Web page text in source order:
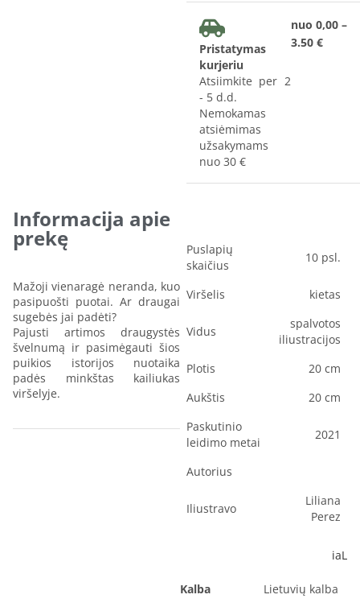
Pristatymas
kurjeriu
Atsiimkite per 2
- 5 d.d.
Nemokamas
atsiėmimas
užsakymams
nuo 30 €
nuo 0,00 –
3.50 €
Informacija apie
prekę
Mažoji vienaragė neranda, kuo
pasipuošti puotai. Ar draugai
sugebės jai padėti?
Pajusti artimos draugystės
švelnumą ir pasimėgauti šios
puikios istorijos nuotaika
padės minkštas kailiukas
viršelyje.
Puslapių
skaičius
10 psl.
Viršelis kietas
Vidus
spalvotos
iliustracijos
Plotis
20 cm
Aukštis
20 cm
Paskutinio
leidimo metai
2021
Autorius
Iliustravo
Liliana
Perez
iaL
Kalba Lietuvių kalba